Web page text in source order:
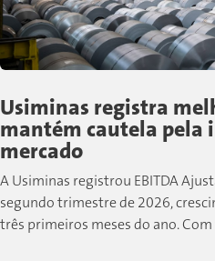
Usiminas registra
mantém cautela pela
mercado
A Usiminas registrou EBITDA
segundo trimestre de 2026,
três primeiros meses do ano.